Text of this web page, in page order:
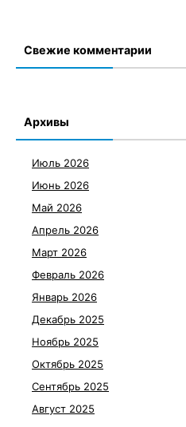
Свежие комментарии
Архивы
Июль 2026
Июнь 2026
Май 2026
Апрель 2026
Март 2026
Февраль 2026
Январь 2026
Декабрь 2025
Ноябрь 2025
Октябрь 2025
Сентябрь 2025
Август 2025